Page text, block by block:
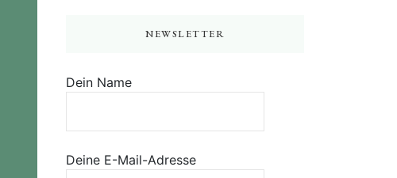
NEWSLETTER
Dein Name
Deine E-Mail-Adresse